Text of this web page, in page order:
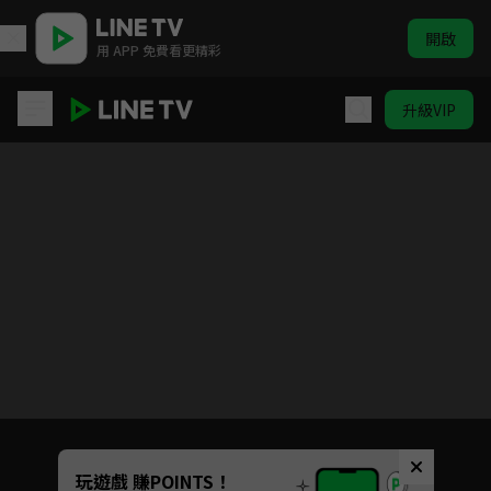
用 APP 免費看更精彩 開啟
升級VIP
Unmute
如有不便請見諒
玩遊戲 賺POINTS！